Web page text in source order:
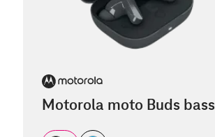
Motorola moto Buds bass